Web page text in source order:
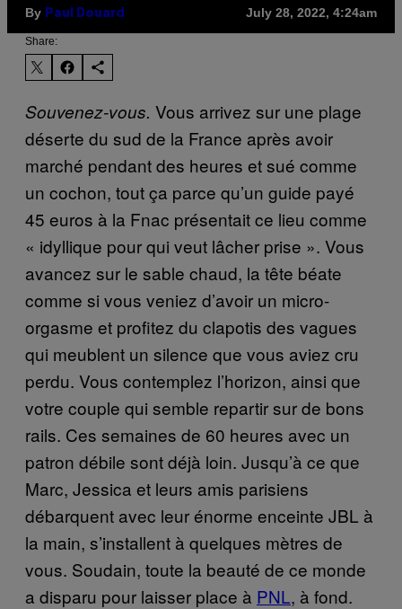
By Paul Douard July 28, 2022, 4:24am
Share:
Souvenez-vous. Vous arrivez sur une plage
déserte du sud de la France après avoir
marché pendant des heures et sué comme
un cochon, tout ça parce qu’un guide payé
45 euros à la Fnac présentait ce lieu comme
« idyllique pour qui veut lâcher prise ». Vous
avancez sur le sable chaud, la tête béate
comme si vous veniez d’avoir un micro-
orgasme et profitez du clapotis des vagues
qui meublent un silence que vous aviez cru
perdu. Vous contemplez l’horizon, ainsi que
votre couple qui semble repartir sur de bons
rails. Ces semaines de 60 heures avec un
patron débile sont déjà loin. Jusqu’à ce que
Marc, Jessica et leurs amis parisiens
débarquent avec leur énorme enceinte JBL à
la main, s’installent à quelques mètres de
vous. Soudain, toute la beauté de ce monde
a disparu pour laisser place à PNL, à fond.